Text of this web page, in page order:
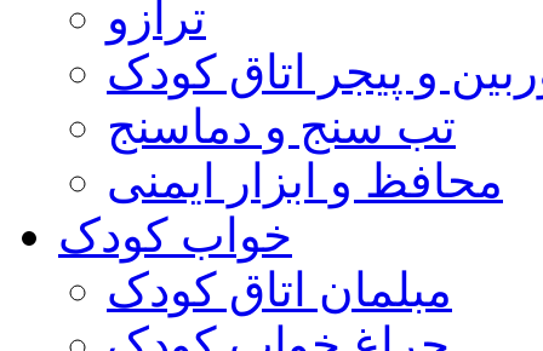
ترازو
و پیجر اتاق کودک
تب سنج و دماسنج
محافظ و ابزار ایمنی
خواب کودک
مبلمان اتاق کودک